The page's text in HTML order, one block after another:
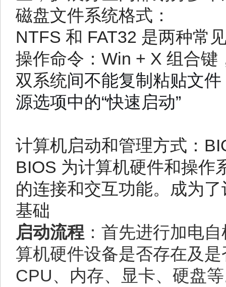
磁盘文件系统格式：
NTFS 和 FAT32 是两种常
操作命令： Win + X 组合键
双系统间不能复制粘贴文
源选项中的“快速启动”
计算机启动和管理方式：
BIOS 为计算机硬件和操作
的连接和交互功能。成为
基础
启动流程 ：首先进行加电
算机硬件设备是否存在及
CPU、内存、显卡、硬盘